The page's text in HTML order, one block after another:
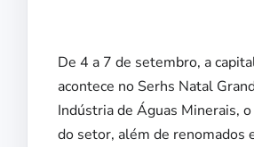
De 4 a 7 de setembro, a
acontece no Serhs Natal
Indústria de Águas Minerais,
do setor, além de renomados